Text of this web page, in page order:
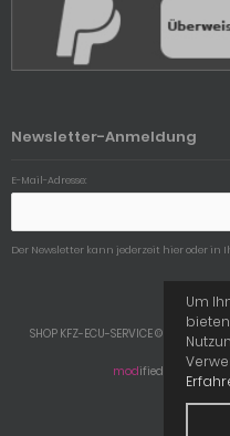
Newsletter-Anmeldung
E-Mail-Adresse:
Der Newsletter kann jederzeit hier oder in
SHOP KFZ-ECU-SERVICE © 2026 |
modified
Um